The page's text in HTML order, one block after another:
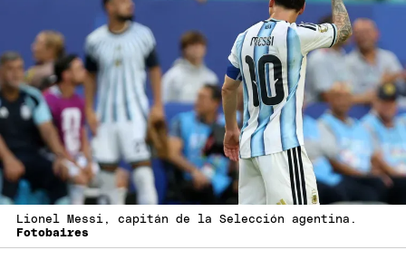
Lionel Messi, capitán de la Selección agentina.
Fotobaires